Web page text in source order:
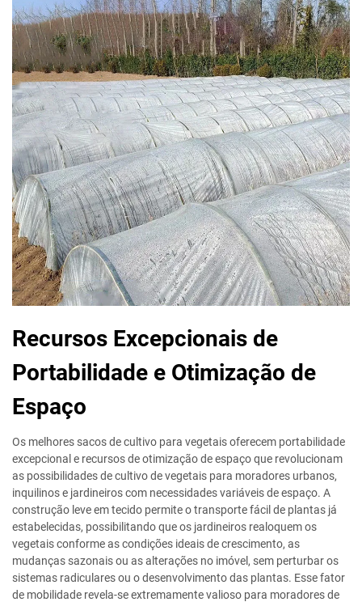
Recursos Excepcionais de
Portabilidade e Otimização de
Espaço
Os melhores sacos de cultivo para vegetais oferecem portabilidade
excepcional e recursos de otimização de espaço que revolucionam
as possibilidades de cultivo de vegetais para moradores urbanos,
inquilinos e jardineiros com necessidades variáveis de espaço. A
construção leve em tecido permite o transporte fácil de plantas já
estabelecidas, possibilitando que os jardineiros realoquem os
vegetais conforme as condições ideais de crescimento, as
mudanças sazonais ou as alterações no imóvel, sem perturbar os
sistemas radiculares ou o desenvolvimento das plantas. Esse fator
de mobilidade revela-se extremamente valioso para moradores de